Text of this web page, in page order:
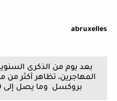
abruxelles
بعد يوم من الذكرى
المهاجرين، تظاهر أكثر
بروكسل وما يصل إلى 150 وفقًا للمنظمين.